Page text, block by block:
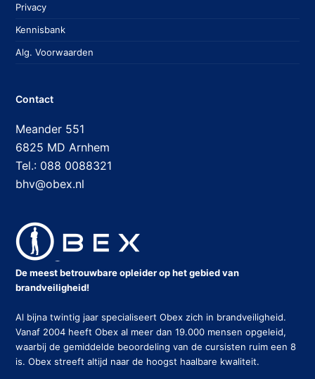
Privacy
Kennisbank
Alg. Voorwaarden
Contact
Meander 551
6825 MD Arnhem
Tel.: 088 0088321
bhv@obex.nl
De meest betrouwbare opleider op het gebied van
brandveiligheid!
Al bijna twintig jaar specialiseert Obex zich in brandveiligheid.
Vanaf 2004 heeft Obex al meer dan 19.000 mensen opgeleid,
waarbij de gemiddelde beoordeling van de cursisten ruim een 8
is. Obex streeft altijd naar de hoogst haalbare kwaliteit.